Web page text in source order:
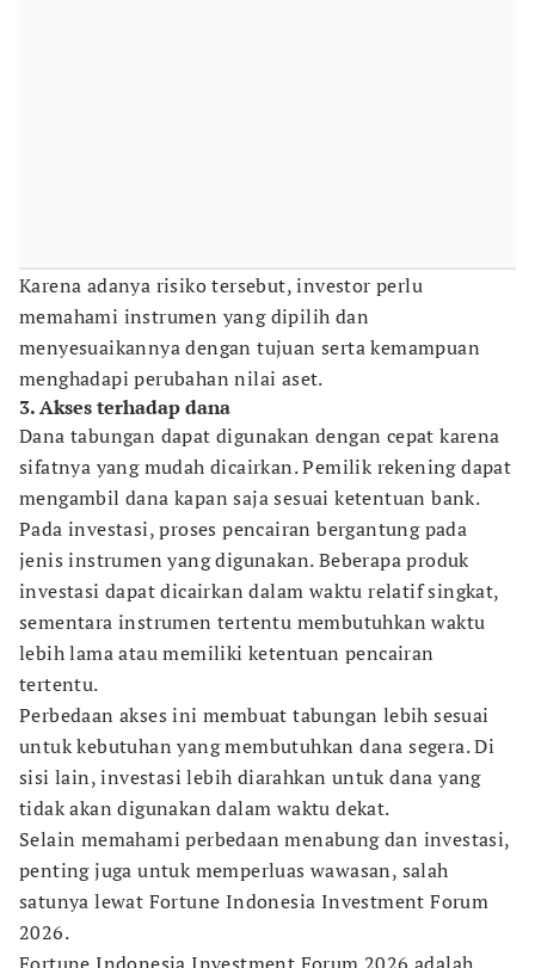
Karena adanya risiko tersebut, investor perlu
memahami instrumen yang dipilih dan
menyesuaikannya dengan tujuan serta kemampuan
menghadapi perubahan nilai aset.
3. Akses terhadap dana
Dana tabungan dapat digunakan dengan cepat karena
sifatnya yang mudah dicairkan. Pemilik rekening dapat
mengambil dana kapan saja sesuai ketentuan bank.
Pada investasi, proses pencairan bergantung pada
jenis instrumen yang digunakan. Beberapa produk
investasi dapat dicairkan dalam waktu relatif singkat,
sementara instrumen tertentu membutuhkan waktu
lebih lama atau memiliki ketentuan pencairan
tertentu.
Perbedaan akses ini membuat tabungan lebih sesuai
untuk kebutuhan yang membutuhkan dana segera. Di
sisi lain, investasi lebih diarahkan untuk dana yang
tidak akan digunakan dalam waktu dekat.
Selain memahami perbedaan menabung dan investasi,
penting juga untuk memperluas wawasan, salah
satunya lewat Fortune Indonesia Investment Forum
2026.